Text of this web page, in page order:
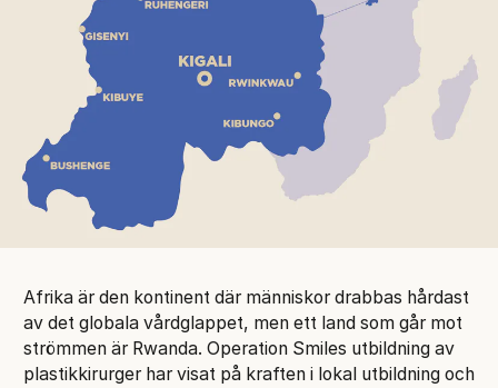
Afrika är den kontinent där människor drabbas hårdast
av det globala vårdglappet, men ett land som går mot
strömmen är Rwanda. Operation Smiles utbildning av
plastikkirurger har visat på kraften i lokal utbildning och